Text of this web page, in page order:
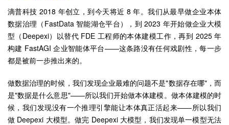
滴普科技 2018 年创立，到今天将近 8 年。我们从最早做企业本体
数据治理（FastData 智能湖仓平台），到 2023 年开始做企业大模
型（Deepexi）以替代 FDE 工程师的本体建模工作，再到 2025 年
构建 FastAGI 企业智能体平台——这条路没有任何戏剧性，每一步
都是被前一步推出来的。
做数据治理的时候，我们发现企业最难的问题不是"数据存在哪"，而
是"数据是什么意思"——所以我们开始做本体建模。做本体建模的时
候，我们发现没有一个推理引擎能让本体真正活起来——所以我们
做 Deepexi 大模型。做完 Deepexi 大模型，我们发现单一模型无法